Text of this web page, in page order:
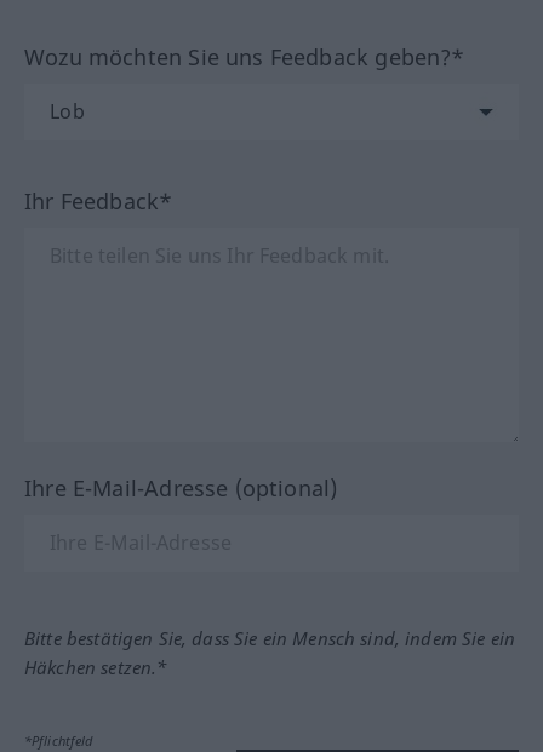
Wozu möchten Sie uns Feedback geben?*
Ihr Feedback*
Ihre E-Mail-Adresse (optional)
Bitte bestätigen Sie, dass Sie ein Mensch sind, indem Sie ein
Häkchen setzen.*
*Pflichtfeld